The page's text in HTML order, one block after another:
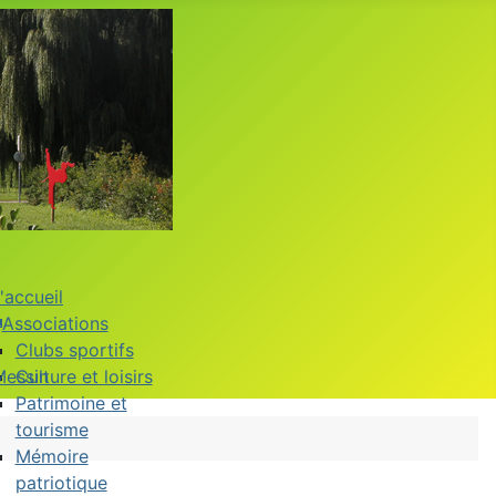
Associations
Clubs sportifs
Culture et loisirs
Patrimoine et
tourisme
Mémoire
patriotique